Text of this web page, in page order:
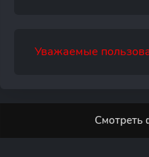
Уважаемые
Смотреть